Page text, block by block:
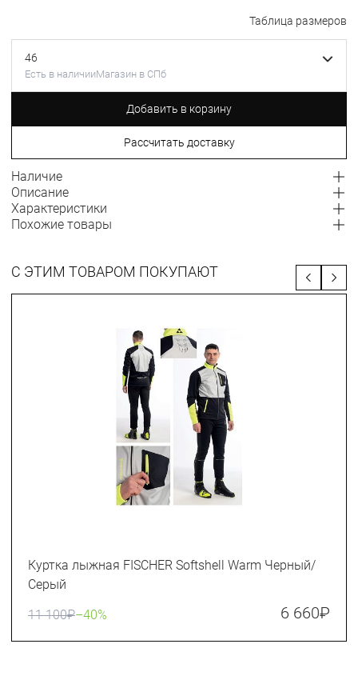
Таблица размеров
46
Есть в наличииМагазин в СПб
Добавить в корзину
Рассчитать доставку
Наличие
Описание
Характеристики
Похожие товары
С ЭТИМ ТОВАРОМ ПОКУПАЮТ
Куртка лыжная FISCHER Softshell Warm Черный/
Серый
11 100₽–40% 6 660₽